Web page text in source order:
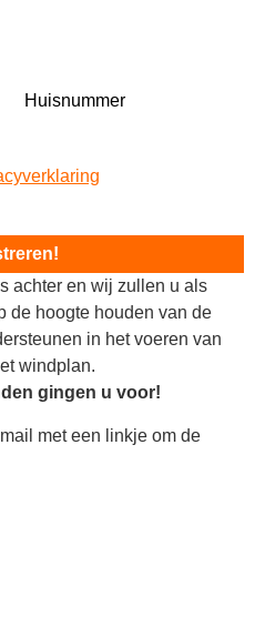
achter en wij zullen u als
de hoogte houden van de
in het voeren van
windplan.
gingen u voor!
met een linkje om de